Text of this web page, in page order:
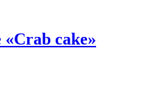
«Crab cake»